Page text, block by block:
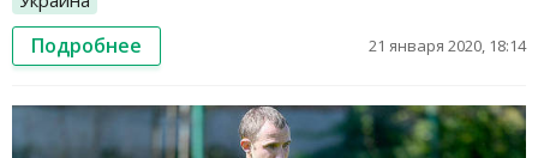
Подробнее 21 января 2020, 18:14